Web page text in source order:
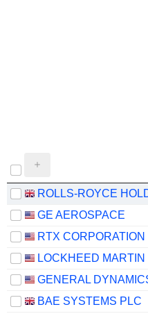
GE AEROSPACE
RTX CORPORATION
BAE SYSTEMS PLC